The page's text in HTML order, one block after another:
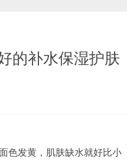
的补水保湿护肤
发黄，肌肤缺水就好比小